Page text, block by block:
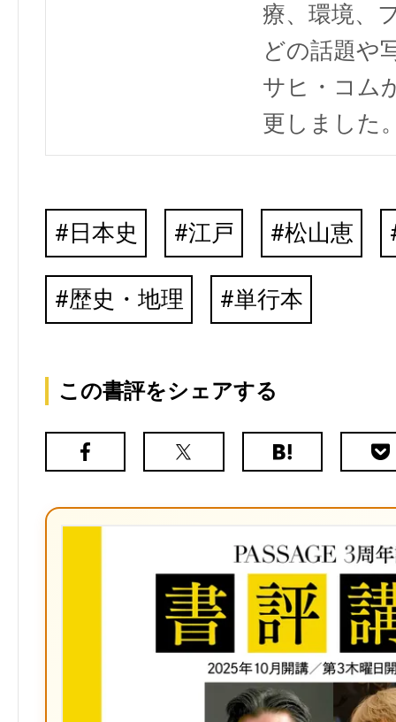
療、環境、
どの話題や
サヒ・コム
更しました
日本史 江戸 松山恵
歴史・地理 単行本
この書評をシェアする
Facebook
X（旧
は
ク
マ
ー
ク